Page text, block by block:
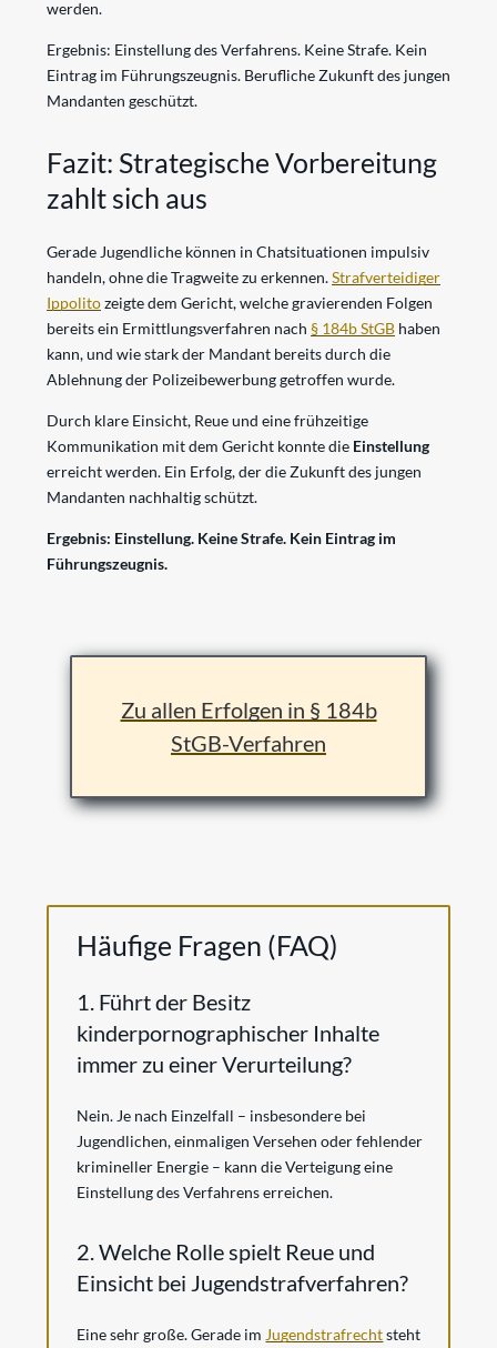
werden.
Ergebnis: Einstellung des Verfahrens. Keine Strafe. Kein
Eintrag im Führungszeugnis. Berufliche Zukunft des jungen
Mandanten geschützt.
Fazit: Strategische Vorbereitung
zahlt sich aus
Gerade Jugendliche können in Chatsituationen impulsiv
handeln, ohne die Tragweite zu erkennen.Strafverteidiger
Ippolitozeigte dem Gericht, welche gravierenden Folgen
bereits ein Ermittlungsverfahren nach § 184b StGB haben
kann, und wie stark der Mandant bereits durch die
Ablehnung der Polizeibewerbung getroffen wurde.
Durch klare Einsicht, Reue und eine frühzeitige
Kommunikation mit dem Gericht konnte die Einstellung
erreicht werden. Ein Erfolg, der die Zukunft des jungen
Mandanten nachhaltig schützt.
Ergebnis: Einstellung. Keine Strafe. Kein Eintrag im
Führungszeugnis.
Zu allen Erfolgen in § 184b
StGB-Verfahren
Häufige Fragen (FAQ)
1. Führt der Besitz
kinderpornographischer Inhalte
immer zu einer Verurteilung?
Nein. Je nach Einzelfall – insbesondere bei
Jugendlichen, einmaligen Versehen oder fehlender
krimineller Energie – kann die Verteigung eine
Einstellung des Verfahrens erreichen.
2. Welche Rolle spielt Reue und
Einsicht bei Jugendstrafverfahren?
Eine sehr große. Gerade im Jugendstrafrechtsteht